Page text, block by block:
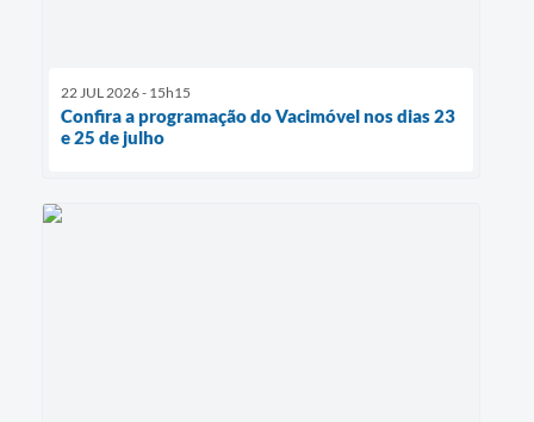
22 JUL 2026 - 15h15
Confira a programação do Vacimóvel nos dias 23
e 25 de julho